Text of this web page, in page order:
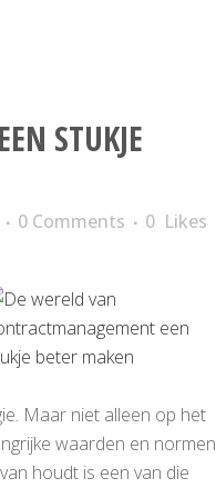
STUKJE
0 Comments 0 Likes
Maar niet alleen op het
waarden en normen
houdt is een van die